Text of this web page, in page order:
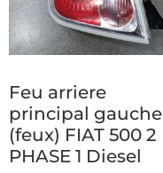
Feu arriere
principal gauche
(feux) FIAT 500 2
PHASE 1 Diesel